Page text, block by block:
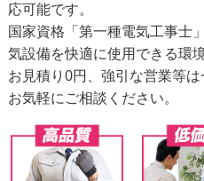
応可能です。
国家資格「第一種電気工事士
気設備を快適に使用できる環
お見積り0円、強引な営業等は
お気軽にご相談ください。